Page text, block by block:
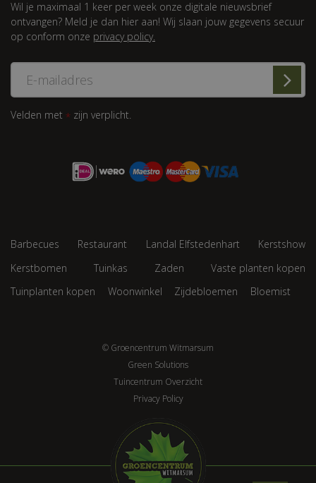
Wil je maximaal 1 keer per week onze digitale nieuwsbrief
ontvangen? Meld je dan hier aan! Wij slaan jouw gegevens secuur
op conform onze privacy policy.
Velden met * zijn verplicht.
Barbecues Restaurant Landal Elfstedenhart
Kerstshow
Kerstbomen
Tuinkas Zaden
Vaste planten kopen
Tuinplanten kopen
Woonwinkel Zijdebloemen Bloemist
© Groencentrum Witmarsum
Green Solutions
Tuincentrum Overzicht
Privacy Policy